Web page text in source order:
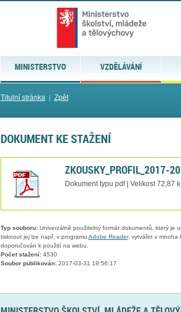
MINISTERSTVO VZDĚLÁVÁNÍ
Titulní stránka| Zpět
DOKUMENT KE STAŽENÍ
ZKOUSKY_PROFIL_2017-
Dokument typu pdf | Velikost 72,87
Typ souboru:Univerzálně použitelný formát dokumentů, který je
tisknout jej lze např. v programu Adobe Reader, vytvářet v mnoha
doporučován k použití na webu.
Počet stažení:4530
Soubor publikován:2017-03-31 19:56:17